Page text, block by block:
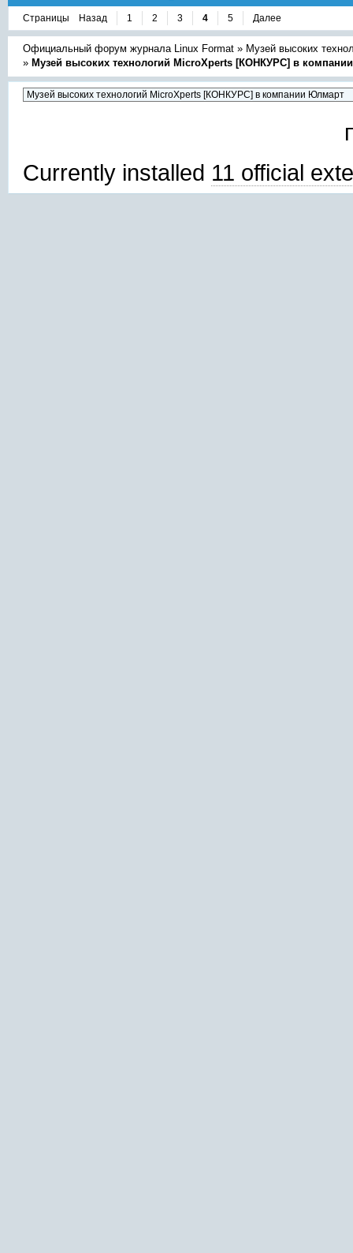
Страницы Назад 1 2 3 4 5 Далее
Официальный форум журнала Linux Format » Музей высоких
» Музей высоких технологий MicroXperts [КОНКУРС] в
Currently installed 11 official